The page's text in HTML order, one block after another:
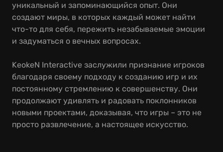
уникальный и запоминающийся опыт. Они
создают миры, в которых каждый может найти
что-то для себя, пережить незабываемые эмоции
и задуматься о вечных вопросах.
KeokeN Interactive заслужили признание игроков
благодаря своему подходу к созданию игр и их
постоянному стремлению к совершенству. Они
продолжают удивлять и радовать поклонников
новыми проектами, доказывая, что игры – это не
просто развлечение, а настоящее искусство.